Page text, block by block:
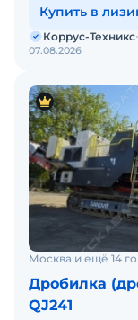
Купить в
07.08.2026
Коррус-Техникс
Москва и ещё 14
Дробилка
QJ241